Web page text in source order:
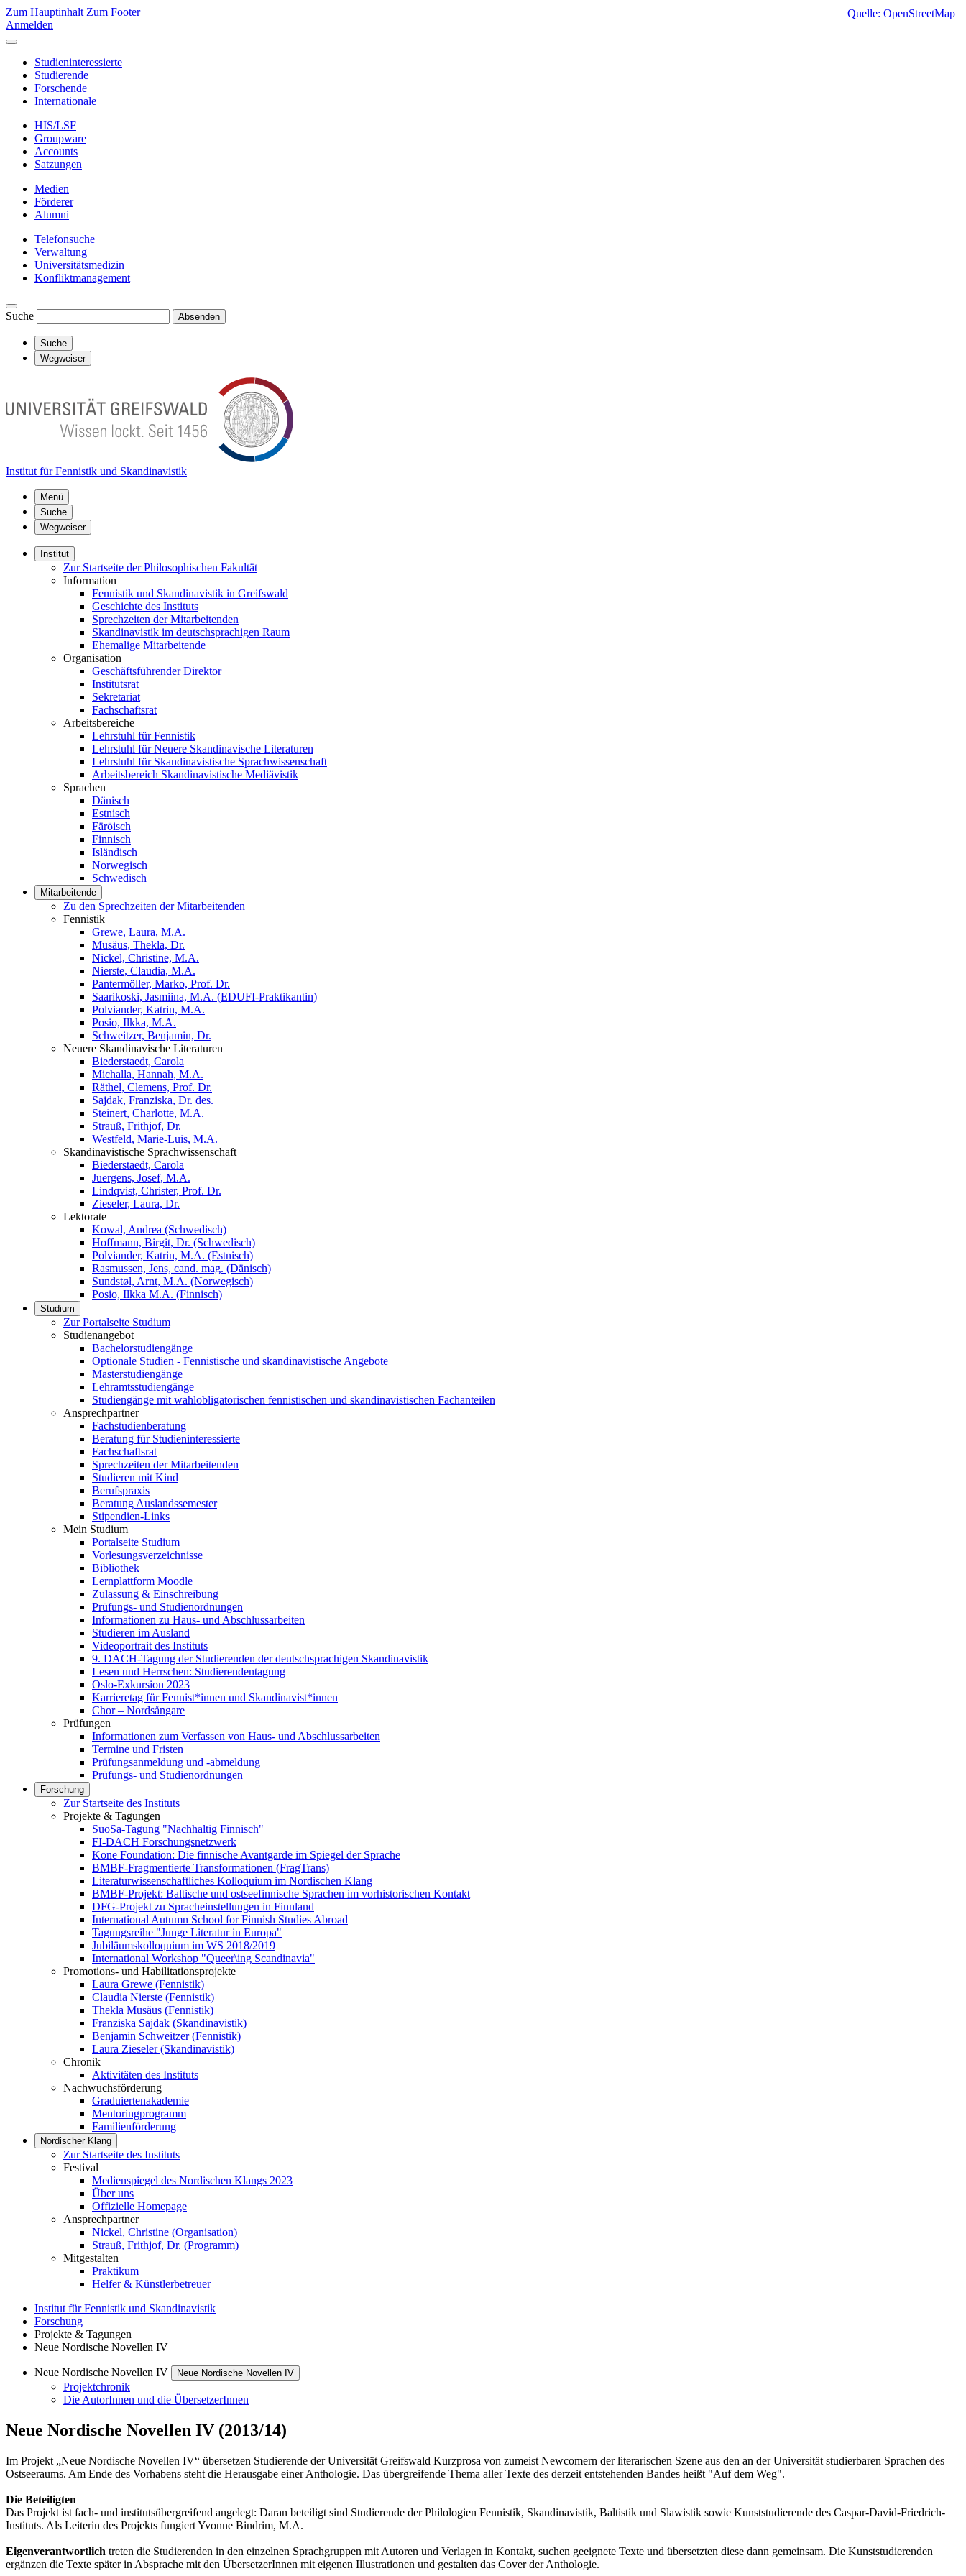
Zum Hauptinhalt Zum Footer
Anmelden
Studieninteressierte
Studierende
Forschende
Internationale
HIS/LSF
Groupware
Accounts
Satzungen
Medien
Förderer
Alumni
Telefonsuche
Verwaltung
Universitätsmedizin
Konfliktmanagement
Suche Absenden
Suche
Wegweiser
Institut für Fennistik und Skandinavistik
Menü
Suche
Wegweiser
Institut
Zur Startseite der Philosophischen Fakultät
Information
Fennistik und Skandinavistik in Greifswald
Geschichte des Instituts
Sprechzeiten der Mitarbeitenden
Skandinavistik im deutschsprachigen Raum
Ehemalige Mitarbeitende
Organisation
Geschäftsführender Direktor
Institutsrat
Sekretariat
Fachschaftsrat
Arbeitsbereiche
Lehrstuhl für Fennistik
Lehrstuhl für Neuere Skandinavische Literaturen
Lehrstuhl für Skandinavistische Sprachwissenschaft
Arbeitsbereich Skandinavistische Mediävistik
Sprachen
Dänisch
Estnisch
Färöisch
Finnisch
Isländisch
Norwegisch
Schwedisch
Mitarbeitende
Zu den Sprechzeiten der Mitarbeitenden
Fennistik
Grewe, Laura, M.A.
Musäus, Thekla, Dr.
Nickel, Christine, M.A.
Nierste, Claudia, M.A.
Pantermöller, Marko, Prof. Dr.
Saarikoski, Jasmiina, M.A. (EDUFI-Praktikantin)
Polviander, Katrin, M.A.
Posio, Ilkka, M.A.
Schweitzer, Benjamin, Dr.
Neuere Skandinavische Literaturen
Biederstaedt, Carola
Michalla, Hannah, M.A.
Räthel, Clemens, Prof. Dr.
Sajdak, Franziska, Dr. des.
Steinert, Charlotte, M.A.
Strauß, Frithjof, Dr.
Westfeld, Marie-Luis, M.A.
Skandinavistische Sprachwissenschaft
Biederstaedt, Carola
Juergens, Josef, M.A.
Lindqvist, Christer, Prof. Dr.
Zieseler, Laura, Dr.
Lektorate
Kowal, Andrea (Schwedisch)
Hoffmann, Birgit, Dr. (Schwedisch)
Polviander, Katrin, M.A. (Estnisch)
Rasmussen, Jens, cand. mag. (Dänisch)
Sundstøl, Arnt, M.A. (Norwegisch)
Posio, Ilkka M.A. (Finnisch)
Studium
Zur Portalseite Studium
Studienangebot
Bachelorstudiengänge
Optionale Studien - Fennistische und skandinavistische Angebote
Masterstudiengänge
Lehramtsstudiengänge
Studiengänge mit wahlobligatorischen fennistischen und skandinavistischen Fachanteilen
Ansprechpartner
Fachstudienberatung
Beratung für Studieninteressierte
Fachschaftsrat
Sprechzeiten der Mitarbeitenden
Studieren mit Kind
Berufspraxis
Beratung Auslandssemester
Stipendien-Links
Mein Studium
Portalseite Studium
Vorlesungsverzeichnisse
Bibliothek
Lernplattform Moodle
Zulassung & Einschreibung
Prüfungs- und Studienordnungen
Informationen zu Haus- und Abschlussarbeiten
Studieren im Ausland
Videoportrait des Instituts
9. DACH-Tagung der Studierenden der deutschsprachigen Skandinavistik
Lesen und Herrschen: Studierendentagung
Oslo-Exkursion 2023
Karrieretag für Fennist*innen und Skandinavist*innen
Chor – Nordsångare
Prüfungen
Informationen zum Verfassen von Haus- und Abschlussarbeiten
Termine und Fristen
Prüfungsanmeldung und -abmeldung
Prüfungs- und Studienordnungen
Forschung
Zur Startseite des Instituts
Projekte & Tagungen
SuoSa-Tagung "Nachhaltig Finnisch"
FI-DACH Forschungsnetzwerk
Kone Foundation: Die finnische Avantgarde im Spiegel der Sprache
BMBF-Fragmentierte Transformationen (FragTrans)
Literaturwissenschaftliches Kolloquium im Nordischen Klang
BMBF-Projekt: Baltische und ostseefinnische Sprachen im vorhistorischen Kontakt
DFG-Projekt zu Spracheinstellungen in Finnland
International Autumn School for Finnish Studies Abroad
Tagungsreihe "Junge Literatur in Europa"
Jubiläumskolloquium im WS 2018/2019
International Workshop "Queer\ing Scandinavia"
Promotions- und Habilitationsprojekte
Laura Grewe (Fennistik)
Claudia Nierste (Fennistik)
Thekla Musäus (Fennistik)
Franziska Sajdak (Skandinavistik)
Benjamin Schweitzer (Fennistik)
Laura Zieseler (Skandinavistik)
Chronik
Aktivitäten des Instituts
Nachwuchsförderung
Graduiertenakademie
Mentoringprogramm
Familienförderung
Nordischer Klang
Zur Startseite des Instituts
Festival
Medienspiegel des Nordischen Klangs 2023
Über uns
Offizielle Homepage
Ansprechpartner
Nickel, Christine (Organisation)
Strauß, Frithjof, Dr. (Programm)
Mitgestalten
Praktikum
Helfer & Künstlerbetreuer
Institut für Fennistik und Skandinavistik
Forschung
Projekte & Tagungen
Neue Nordische Novellen IV
Neue Nordische Novellen IV Neue Nordische Novellen IV
Projektchronik
Die AutorInnen und die ÜbersetzerInnen
Neue Nordische Novellen IV (2013/14)
Im Projekt „Neue Nordische Novellen IV“ übersetzen Studierende der Universität Greifswald Kurzprosa von zumeist Newcomern der literarischen Szene aus den an der Universität studierbaren Sprachen des
Ostseeraums. Am Ende des Vorhabens steht die Herausgabe einer Anthologie. Das übergreifende Thema aller Texte des derzeit entstehenden Bandes heißt "Auf dem Weg".
Die Beteiligten
Das Projekt ist fach- und institutsübergreifend angelegt: Daran beteiligt sind Studierende der Philologien Fennistik, Skandinavistik, Baltistik und Slawistik sowie Kunststudierende des Caspar-David-Friedrich-
Instituts. Als Leiterin des Projekts fungiert Yvonne Bindrim, M.A.
Eigenverantwortlich treten die Studierenden in den einzelnen Sprachgruppen mit Autoren und Verlagen in Kontakt, suchen geeignete Texte und übersetzten diese dann gemeinsam. Die Kunststudierenden
ergänzen die Texte später in Absprache mit den ÜbersetzerInnen mit eigenen Illustrationen und gestalten das Cover der Anthologie.
Quelle: OpenStreetMap